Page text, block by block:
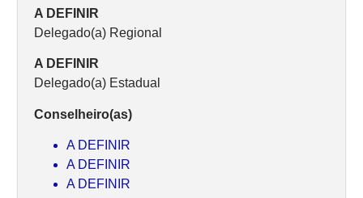
A DEFINIR
Delegado(a) Regional
A DEFINIR
Delegado(a) Estadual
Conselheiro(as)
A DEFINIR
A DEFINIR
A DEFINIR